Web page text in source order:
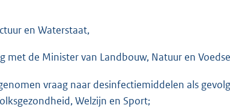
t
t
en Waterstaat,
met de Minister van Landbouw, Natuur en
vraag naar desinfectiemiddelen als
Welzijn en Sport;